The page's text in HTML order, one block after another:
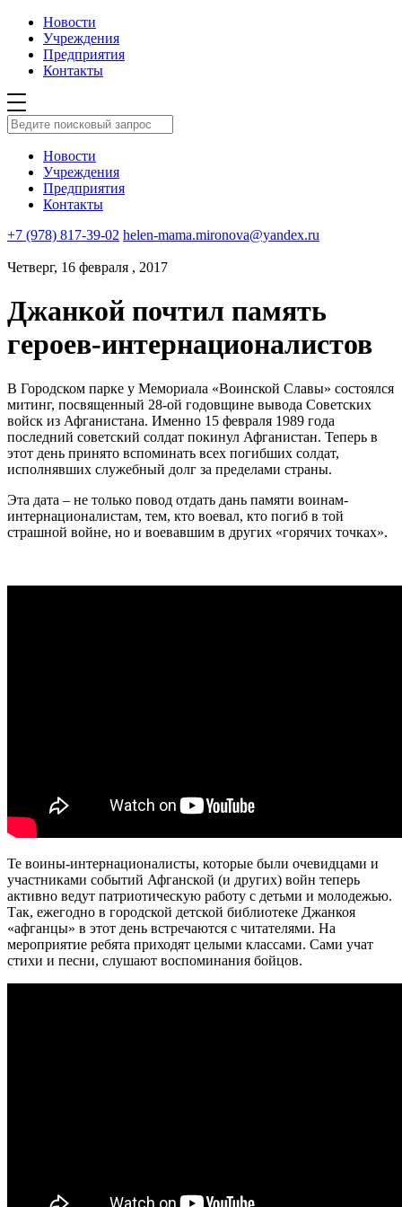
Новости
Учреждения
Предприятия
Контакты
Новости
Учреждения
Предприятия
Контакты
+7 (978) 817-39-02 helen-mama.mironova@yandex.ru
Четверг, 16 февраля , 2017
Джанкой почтил память
героев-интернационалистов
В Городском парке у Мемориала «Воинской Славы» состоялся
митинг, посвященный 28-ой годовщине вывода Советских
войск из Афганистана. Именно 15 февраля 1989 года
последний советский солдат покинул Афганистан. Теперь в
этот день принято вспоминать всех погибших солдат,
исполнявших служебный долг за пределами страны.
Эта дата – не только повод отдать дань памяти воинам-
интернационалистам, тем, кто воевал, кто погиб в той
страшной войне, но и воевавшим в других «горячих точках».
Те воины-интернационалисты, которые были очевидцами и
участниками событий Афганской (и других) войн теперь
активно ведут патриотическую работу с детьми и молодежью.
Так, ежегодно в городской детской библиотеке Джанкоя
«афганцы» в этот день встречаются с читателями. На
мероприятие ребята приходят целыми классами. Сами учат
стихи и песни, слушают воспоминания бойцов.